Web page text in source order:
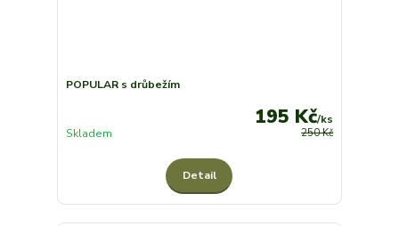
POPULAR s drůbežím
250 Kč
195 Kč/ks
Skladem
Detail